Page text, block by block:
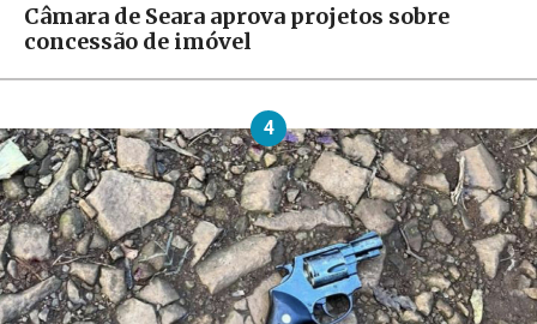
Câmara de Seara aprova projetos sobre
concessão de imóvel
4